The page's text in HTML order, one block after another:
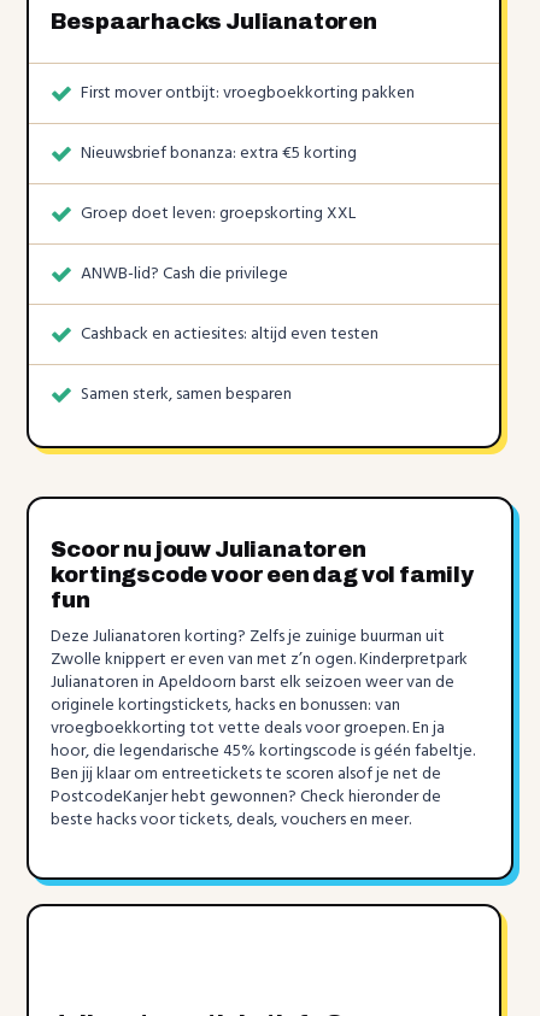
Bespaarhacks Julianatoren
First mover ontbijt: vroegboekkorting pakken
Nieuwsbrief bonanza: extra €5 korting
Groep doet leven: groepskorting XXL
ANWB-lid? Cash die privilege
Cashback en actiesites: altijd even testen
Samen sterk, samen besparen
Scoor nu jouw Julianatoren
kortingscode voor een dag vol family
fun
Deze Julianatoren korting? Zelfs je zuinige buurman uit
Zwolle knippert er even van met z’n ogen. Kinderpretpark
Julianatoren in Apeldoorn barst elk seizoen weer van de
originele kortingstickets, hacks en bonussen: van
vroegboekkorting tot vette deals voor groepen. En ja
hoor, die legendarische 45% kortingscode is géén fabeltje.
Ben jij klaar om entreetickets te scoren alsof je net de
PostcodeKanjer hebt gewonnen? Check hieronder de
beste hacks voor tickets, deals, vouchers en meer.